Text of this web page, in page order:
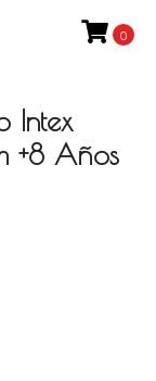
0
Intex
+8 Años